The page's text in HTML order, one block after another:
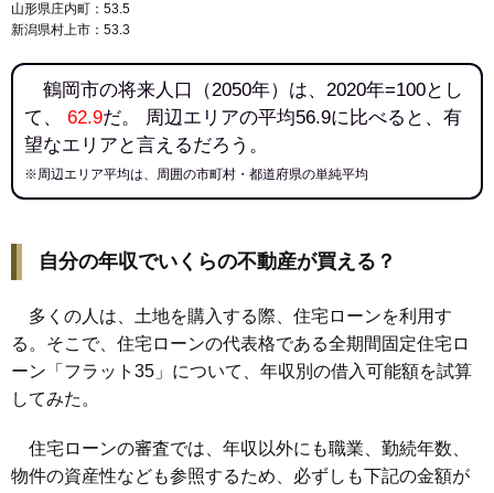
山形県庄内町：53.5
新潟県村上市：53.3
鶴岡市の将来人口（2050年）は、2020年=100とし
て、 62.9だ。 周辺エリアの平均56.9に比べると、有
望なエリアと言えるだろう。
※周辺エリア平均は、周囲の市町村・都道府県の単純平均
自分の年収でいくらの不動産が買える？
多くの人は、土地を購入する際、住宅ローンを利用す
る。そこで、住宅ローンの代表格である全期間固定住宅ロ
ーン「フラット35」について、年収別の借入可能額を試算
してみた。
住宅ローンの審査では、年収以外にも職業、勤続年数、
物件の資産性なども参照するため、必ずしも下記の金額が